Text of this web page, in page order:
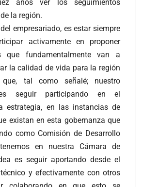
años ver los seguimientos
la región.
empresariado, es estar siempre
activamente en proponer
que fundamentalmente van a
la calidad de vida para la región
tal como señalé; nuestro
seguir participando en el
estrategia, en las instancias de
existan en esta gobernanza que
como Comisión de Desarrollo
en nuestra Cámara de
es seguir aportando desde el
y efectivamente con otros